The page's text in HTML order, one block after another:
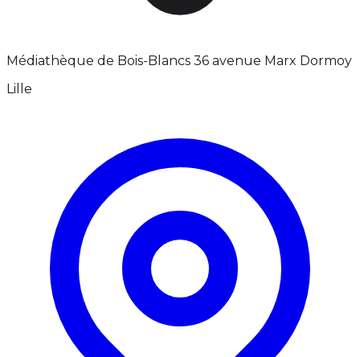
Médiathèque de Bois-Blancs 36 avenue Marx Dormoy
Lille